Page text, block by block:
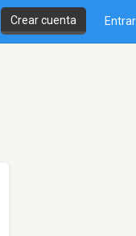
Crear cuenta Entrar